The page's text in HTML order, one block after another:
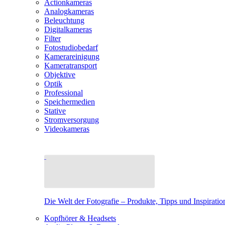
Actionkameras
Analogkameras
Beleuchtung
Digitalkameras
Filter
Fotostudiobedarf
Kamerareinigung
Kameratransport
Objektive
Optik
Professional
Speichermedien
Stative
Stromversorgung
Videokameras
Die Welt der Fotografie – Produkte, Tipps und
Kopfhörer & Headsets